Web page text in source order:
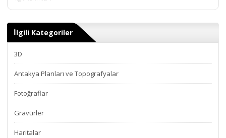
İlgili Kategoriler
3D
Antakya Planları ve Topografyalar
Fotoğraflar
Gravürler
Haritalar